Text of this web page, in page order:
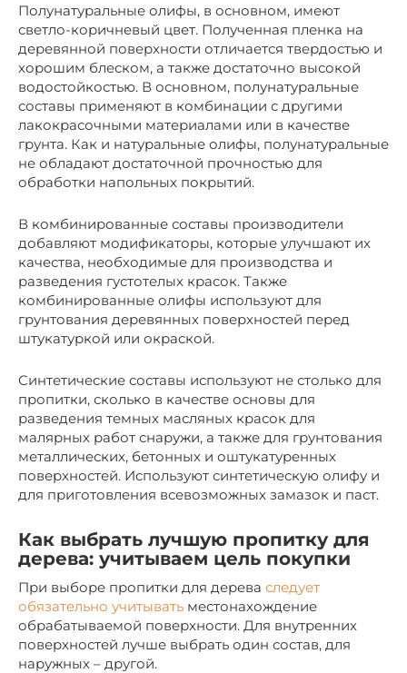
Полунатуральные олифы, в основном, имеют
светло-коричневый цвет. Полученная пленка на
деревянной поверхности отличается твердостью и
хорошим блеском, а также достаточно высокой
водостойкостью. В основном, полунатуральные
составы применяют в комбинации с другими
лакокрасочными материалами или в качестве
грунта. Как и натуральные олифы, полунатуральные
не обладают достаточной прочностью для
обработки напольных покрытий.
В комбинированные составы производители
добавляют модификаторы, которые улучшают их
качества, необходимые для производства и
разведения густотелых красок. Также
комбинированные олифы используют для
грунтования деревянных поверхностей перед
штукатуркой или окраской.
Синтетические составы используют не столько для
пропитки, сколько в качестве основы для
разведения темных масляных красок для
малярных работ снаружи, а также для грунтования
металлических, бетонных и оштукатуренных
поверхностей. Используют синтетическую олифу и
для приготовления всевозможных замазок и паст.
Как выбрать лучшую пропитку для
дерева: учитываем цель покупки
При выборе пропитки для дерева следует
обязательно учитывать местонахождение
обрабатываемой поверхности. Для внутренних
поверхностей лучше выбрать один состав, для
наружных – другой.